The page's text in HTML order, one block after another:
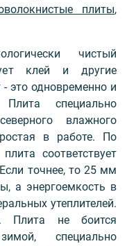
плиты,
чистый
клей и другие
это одновременно и
специально
влажного
в работе. По
соответствует
точнее, то 25 мм
а энергоемкость в
утеплителей.
Плита не боится
специально